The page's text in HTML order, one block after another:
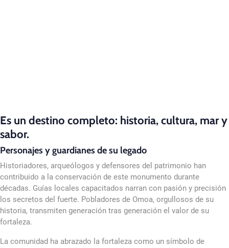
Es un destino completo: historia, cultura, mar y
sabor.
Personajes y guardianes de su legado
Historiadores, arqueólogos y defensores del patrimonio han
contribuido a la conservación de este monumento durante
décadas. Guías locales capacitados narran con pasión y precisión
los secretos del fuerte. Pobladores de Omoa, orgullosos de su
historia, transmiten generación tras generación el valor de su
fortaleza.
La comunidad ha abrazado la fortaleza como un símbolo de